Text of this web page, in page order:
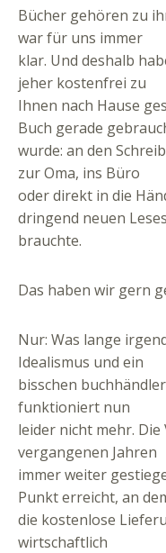
Bücher gehören zu
war für uns immer
klar. Und deshalb
jeher kostenfrei zu
Ihnen nach Hause
Buch gerade
wurde: an den
zur Oma, ins Büro
oder direkt in die
dringend neuen
brauchte.
Das haben wir gern
Nur: Was lange
Idealismus und ein
bisschen
funktioniert nun
leider nicht mehr.
vergangenen Jahren
immer weiter
Punkt erreicht, an
die kostenlose
wirtschaftlich